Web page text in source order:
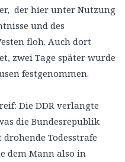
der hier unter Nutzung
und des
floh. Auch dort
zwei Tage später wurde
festgenommen.
Die DDR verlangte
die Bundesrepublik
Todesstrafe
dem Mann also in